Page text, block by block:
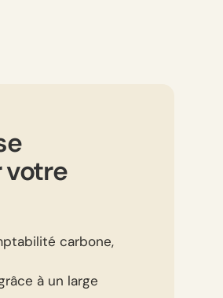
votre
carbone,
à un large